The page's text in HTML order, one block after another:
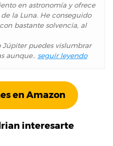
en astronomía y ofrece
la Luna. He conseguido
bastante solvencia, al
Júpiter puedes vislumbrar
aunque.. seguir leyendo
en Amazon
interesarte